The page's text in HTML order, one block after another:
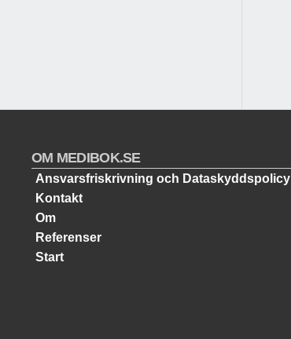
OM MEDIBOK.SE
Ansvarsfriskrivning och Dataskyddspolicy
Kontakt
Om
Referenser
Start